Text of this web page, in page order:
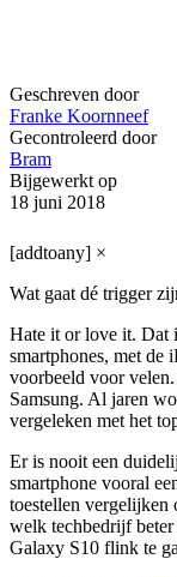
Geschreven door
Franke Koornneef
Gecontroleerd door
Bram
Bijgewerkt op
18 juni 2018
[addtoany] ×
Wat gaat dé trigger
Hate it or love it. Dat
smartphones, met de
voorbeeld voor
Samsung. Al jaren
vergeleken met het
Er is nooit een
smartphone vooral
toestellen vergelijken
welk techbedrijf
Galaxy S10 flink te